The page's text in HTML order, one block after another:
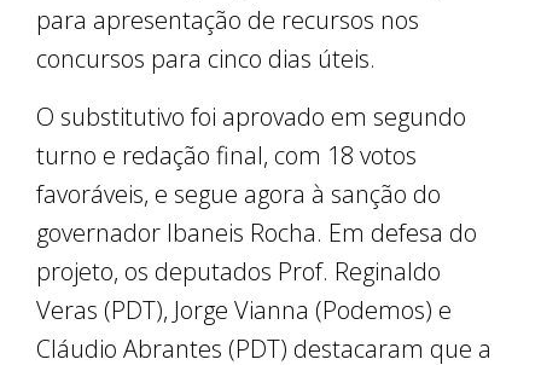
para apresentação de recursos nos
concursos para cinco dias úteis.
O substitutivo foi aprovado em segundo
turno e redação final, com 18 votos
favoráveis, e segue agora à sanção do
governador Ibaneis Rocha. Em defesa do
projeto, os deputados Prof. Reginaldo
Veras (PDT), Jorge Vianna (Podemos) e
Cláudio Abrantes (PDT) destacaram que a